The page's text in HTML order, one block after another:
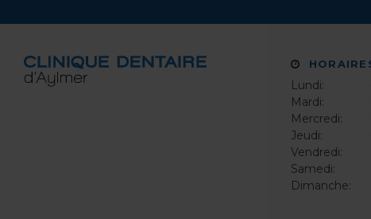
Lundi:
Mardi:
Mercredi:
Jeudi:
Vendredi:
Samedi:
Dimanche: